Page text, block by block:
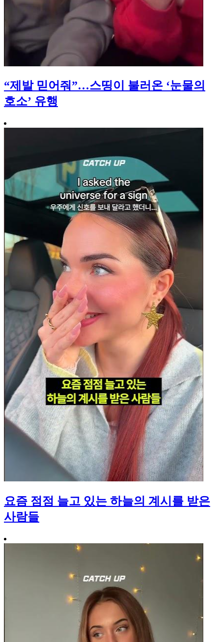
“제발 믿어줘”…스띵이 불러온 ‘눈물의
호소’ 유행
요즘 점점 늘고 있는 하늘의 계시를 받은
사람들